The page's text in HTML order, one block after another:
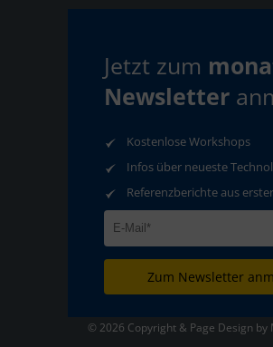
Kontakt
© 2026 Copyright & Page Design
Jetzt zum
Newsletter
Kostenlose Workshops
Infos über neueste
Referenzberichte aus
Zum Newsletter